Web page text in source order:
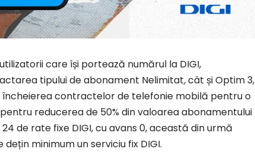
care își portează numărul la DIGI,
tipului de abonament Nelimitat,cât și Optim 3,
contractelor de telefonie mobilă pentru o
reducerea de 50% din valoarea abonamentului
de rate fixe DIGI, cu avans 0, această din urmă
minimum un serviciu fix DIGI.